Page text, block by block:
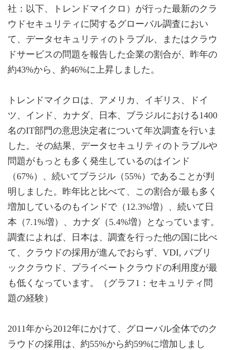
社：以下、トレンドマイクロ）が行った最新のクラ
ウドセキュリティに関するグローバル調査におい
て、データセキュリティのトラブル、またはクラウ
ドサービスの問題を報告した企業の割合が、昨年の
約43%から、約46%に上昇しました。
トレンドマイクロは、アメリカ、イギリス、ドイ
ツ、インド、カナダ、日本、ブラジルにおける1400
名のIT部門の意思決定者について年次調査を行いま
した。その結果、データセキュリティのトラブルや
問題がもっとも多く発生しているのはインド
（67%）、続いてブラジル（55%）であることが判
明しました。昨年比と比べて、この割合が最も多く
増加しているのもインドで（12.3%増）、続いて日
本（7.1%増）、カナダ（5.4%増）となっています。
調査によれば、日本は、調査を行った他の国に比べ
て、クラウドの採用が進んでおらず、VDI, パブリ
ッククラウド、プライベートクラウドの利用度が最
も低くなっています。（グラフ1：セキュリティ問
題の経験）
2011年から2012年にかけて、グローバル全体でのク
ラウドの採用は、約55%から約59%に増加しまし